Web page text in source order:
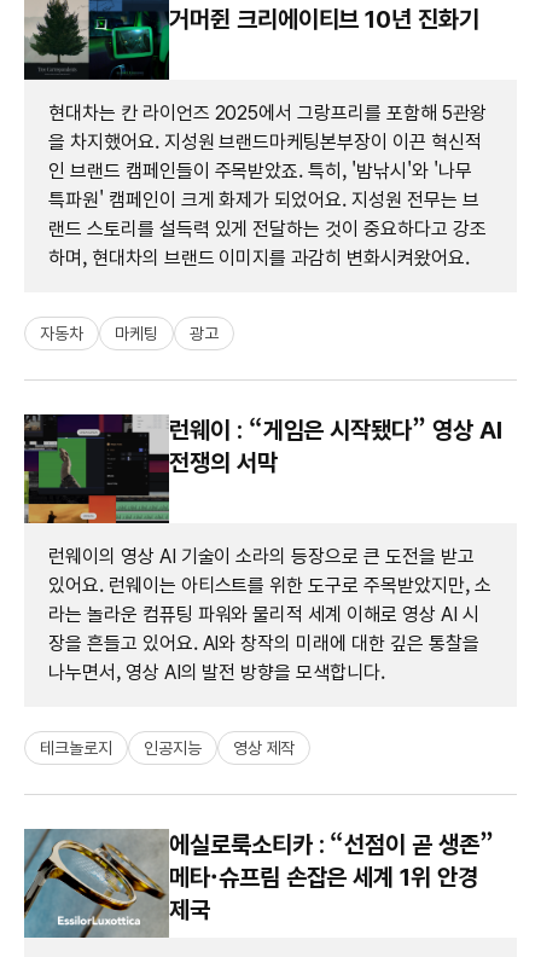
거머쥔 크리에이티브 10년 진화기
현대차는 칸 라이언즈 2025에서 그랑프리를 포함해 5관왕
을 차지했어요. 지성원 브랜드마케팅본부장이 이끈 혁신적
인 브랜드 캠페인들이 주목받았죠. 특히, '밤낚시'와 '나무
특파원' 캠페인이 크게 화제가 되었어요. 지성원 전무는 브
랜드 스토리를 설득력 있게 전달하는 것이 중요하다고 강조
하며, 현대차의 브랜드 이미지를 과감히 변화시켜왔어요.
자동차 마케팅 광고
런웨이 : “게임은 시작됐다” 영상 AI
전쟁의 서막
런웨이의 영상 AI 기술이 소라의 등장으로 큰 도전을 받고
있어요. 런웨이는 아티스트를 위한 도구로 주목받았지만, 소
라는 놀라운 컴퓨팅 파워와 물리적 세계 이해로 영상 AI 시
장을 흔들고 있어요. AI와 창작의 미래에 대한 깊은 통찰을
나누면서, 영상 AI의 발전 방향을 모색합니다.
테크놀로지 인공지능 영상 제작
에실로룩소티카 : “선점이 곧 생존”
메타·슈프림 손잡은 세계 1위 안경
제국